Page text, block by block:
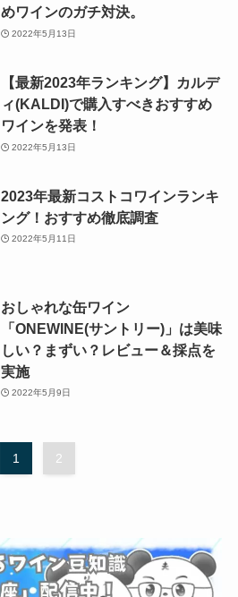
めワインのガチ対決。
2022年5月13日
【最新2023年ランキング】カルデ
ィ(KALDI)で購入すべきおすすめ
ワインを発表！
2022年5月13日
2023年最新コストコワインランキ
ング！おすすめ徹底調査
2022年5月11日
おしゃれな缶ワイン
「ONEWINE(サントリー)」は美味
しい？まずい？レビュー＆採点を
実施
2022年5月9日
1 2